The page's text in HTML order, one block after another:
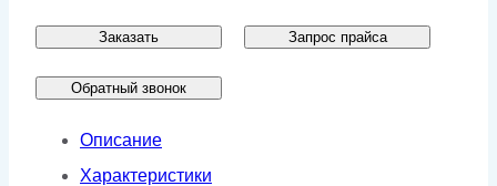
Заказать Запрос прайса
Обратный звонок
Описание
Характеристики